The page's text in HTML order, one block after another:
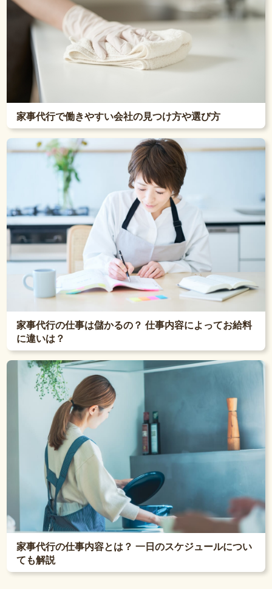
家事代行で働きやすい会社の見つけ方や選び方
家事代行の仕事は儲かるの？ 仕事内容によってお給料
に違いは？
家事代行の仕事内容とは？ 一日のスケジュールについ
ても解説